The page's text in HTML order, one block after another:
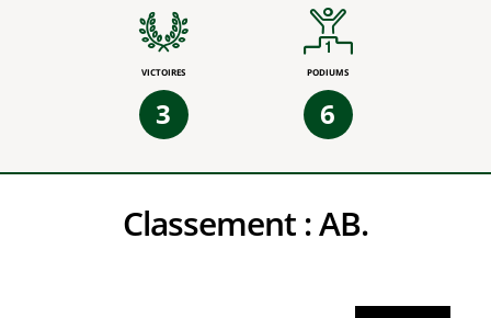
VICTOIRES
3
PODIUMS
6
Classement :AB.